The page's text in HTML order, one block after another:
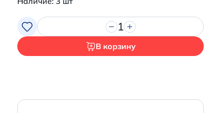
1
В корзину